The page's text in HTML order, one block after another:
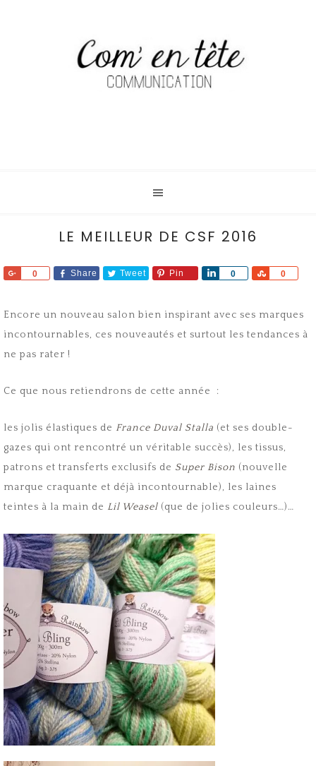
LE MEILLEUR DE CSF 2016
0
Share Share Tweet Pin 0
Share 0
Share
Encore un nouveau salon bien inspirant avec ses marques
incontournables, ces nouveautés et surtout les tendances à
ne pas rater !
Ce que nous retiendrons de cette année :
les jolis élastiques de France Duval Stalla (et ses double-
gazes qui ont rencontré un véritable succès), les tissus,
patrons et transferts exclusifs de Super Bison (nouvelle
marque craquante et déjà incontournable), les laines
teintes à la main de Lil Weasel (que de jolies couleurs…)…